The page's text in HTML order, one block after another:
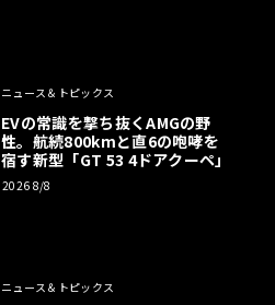
ニュース＆トピックス
EVの常識を撃ち抜くAMGの野
性。航続800kmと直6の咆哮を
宿す新型「GT 53 4ドアクーペ」
2026 8/8
ニュース＆トピックス